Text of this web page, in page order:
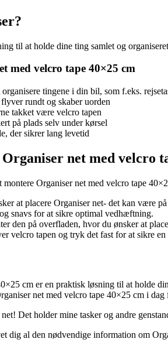
til at holde dine ting samlet og
med velcro tape 40×25 cm
tingene i din bil, som f.eks.
rundt og skaber uorden
takket være velcro tapen
på plads selv under kørsel
der sikrer lang levetid
net med velcro
Organiser net med velcro tape
at placere Organiser net- det kan være
snavs for at sikre optimal vedhæftning.
den på overfladen, hvor du ønsker at
velcro tapen og tryk det fast for at sikre
cm er en praktisk løsning til at holde
net med velcro tape 40×25 cm i
Det holder mine tasker og andre
dig al den nødvendige information om